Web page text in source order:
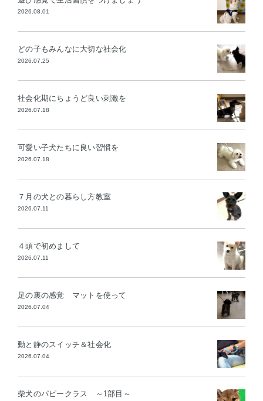
2026.08.01
どの子もみんなに大切な社会化
2026.07.25
社会化期にちょうど良い刺激を
2026.07.18
可愛い子犬たちに良い習慣を
2026.07.18
７月の犬との暮らし方教室
2026.07.11
４頭で初めまして
2026.07.11
足の裏の感覚 マットを使って
2026.07.04
動と静のスイッチ＆社会化
2026.07.04
柴犬のパピークラス ～1部目～